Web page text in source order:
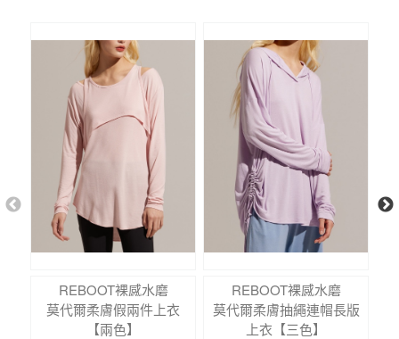
REBOOT裸感水磨
莫代爾柔膚假兩件上衣
【兩色】
REBOOT裸感水磨
莫代爾柔膚抽繩連帽長版
上衣【三色】